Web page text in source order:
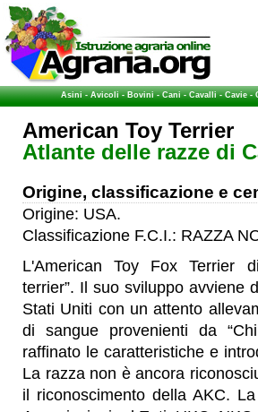
Asini-Avicoli-Bovini-Cani-Cavalli-Cavie-
American Toy Terrier
Atlante delle razze di
Origine, classificazione e
Origine: USA.
Classificazione F.C.I.: RAZZA
L'American Toy Fox Terrier
terrier”. Il suo sviluppo avviene
Stati Uniti con un attento
di sangue provenienti da
raffinato le caratteristiche e
La razza non è ancora
il riconoscimento della AKC.